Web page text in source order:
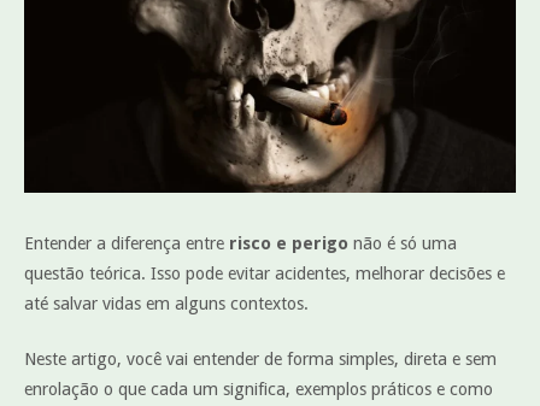
Entender a diferença entre risco e perigo não é só uma
questão teórica. Isso pode evitar acidentes, melhorar decisões e
até salvar vidas em alguns contextos.
Neste artigo, você vai entender de forma simples, direta e sem
enrolação o que cada um significa, exemplos práticos e como